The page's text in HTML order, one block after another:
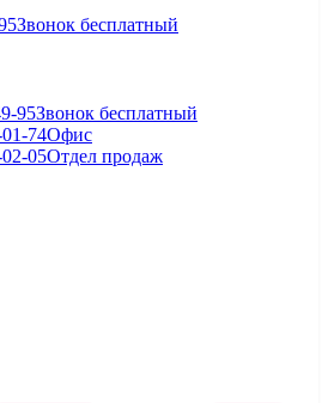
Звонок бесплатный
95Звонок бесплатный
74Офис
05Отдел продаж